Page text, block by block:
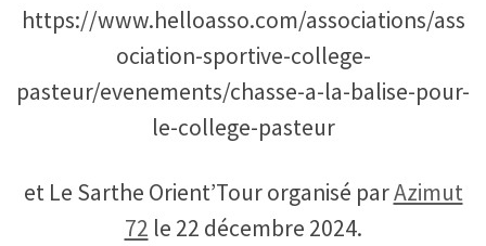
https://www.helloasso.com/associations/ass
ociation-sportive-college-
pasteur/evenements/chasse-a-la-balise-pour-
le-college-pasteur
et Le Sarthe Orient’Tour organisé parAzimut
72 le 22 décembre 2024.